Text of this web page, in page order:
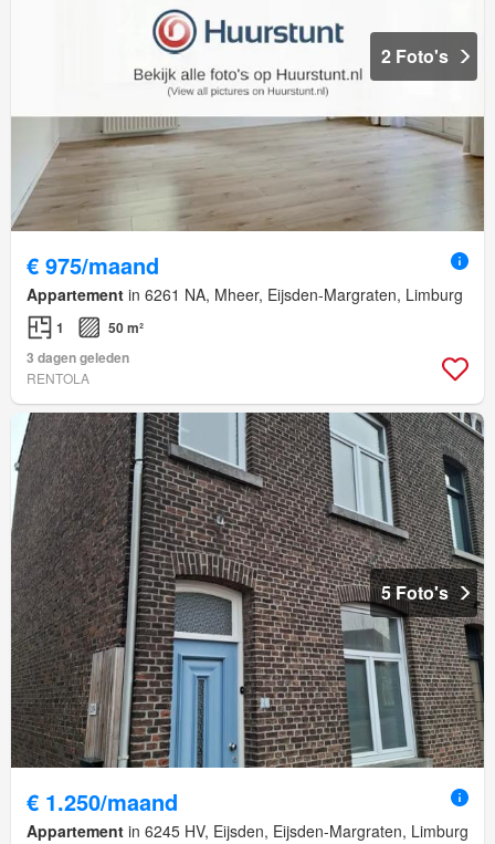
2 Foto's
€ 975/maand
Appartement in 6261 NA, Mheer, Eijsden-Margraten, Limburg
1
50 m²
3 dagen geleden
RENTOLA
5 Foto's
€ 1.250/maand
Appartement in 6245 HV, Eijsden, Eijsden-Margraten, Limburg